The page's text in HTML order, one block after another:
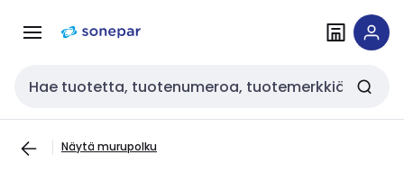
navigointiinsisältöön
Haku
Näytä murupolku